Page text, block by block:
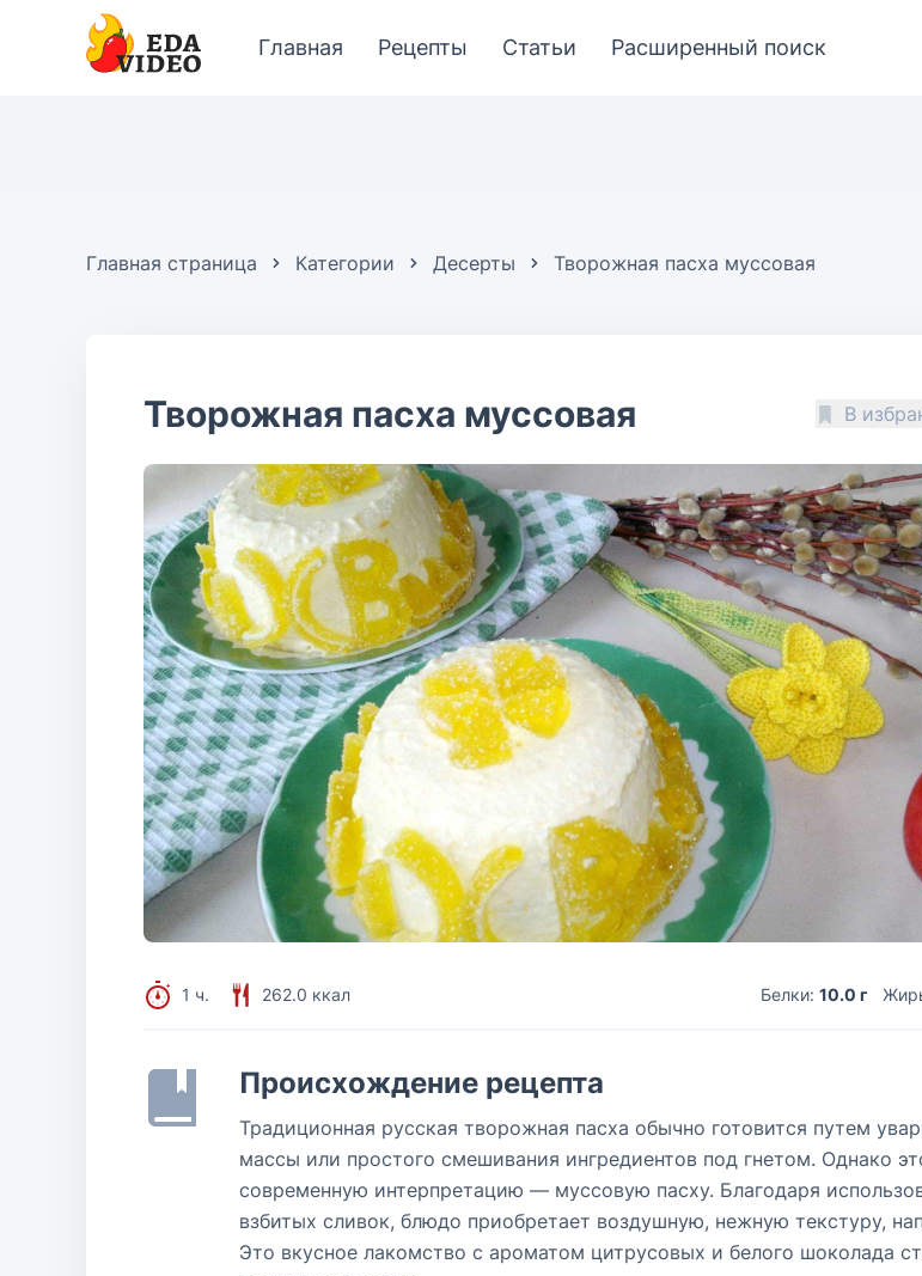
Главная Рецепты Статьи Расширенный поиск
Главная страница Категории Десерты Творожная пасха муссовая
Творожная пасха муссовая В
1 ч. 262.0 ккал Белки: 10.0 г
Происхождение рецепта
Традиционная русская творожная пасха обычно готовится путем
массы или простого смешивания ингредиентов под гнетом. Однако
современную интерпретацию — муссовую пасху. Благодаря
взбитых сливок, блюдо приобретает воздушную, нежную текстуру,
Это вкусное лакомство с ароматом цитрусовых и белого шоколада